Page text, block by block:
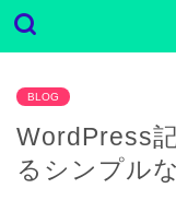
E
BLOG
WordPress
るシンプル